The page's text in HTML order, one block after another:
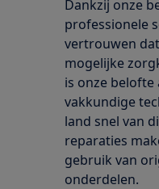
Dankzij onze
professionele
vertrouwen
mogelijke
is onze belofte
vakkundige
land snel van
reparaties
gebruik van
onderdelen.